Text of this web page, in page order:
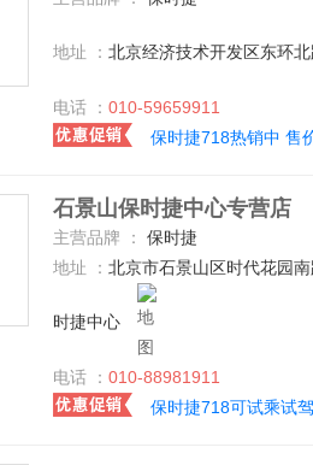
地址 ： 北京经济技术开发区东环
电话 ： 010-59659911
保时捷718热销中 售
石景山保时捷中心专营店
主营品牌 ：
保时捷
地址 ： 北京市石景山区时代花园
时捷中心
电话 ： 010-88981911
保时捷718可试乘试